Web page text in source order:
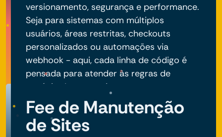
versionamento, segurança e performance.
Seja para sistemas com múltiplos
usuários, áreas restritas, checkouts
personalizados ou automações via
webhook - aqui, cada linha de código é
pensada para atender às regras de
negócio do seu projeto.
Fee de Manutenção
de Sites